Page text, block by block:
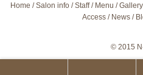
Home Salon info Staff Menu Gallery
Access
News
© 2015